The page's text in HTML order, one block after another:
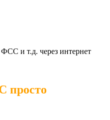
и т.д. через интернет
просто